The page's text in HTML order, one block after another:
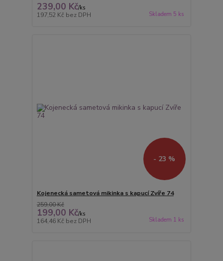
239,00 Kč/ks
197,52 Kč bez DPH Skladem 5 ks
- 23 %
Kojenecká sametová mikinka s kapucí Zvíře 74
259,00 Kč
199,00 Kč/ks
164,46 Kč bez DPH Skladem 1 ks